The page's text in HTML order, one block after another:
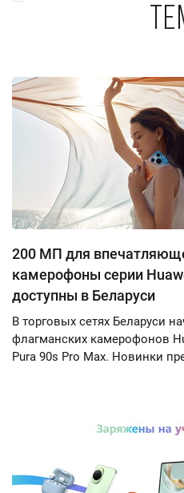
200 МП для
камерофоны серии
доступны в Беларуси
В торговых сетях Беларуси
флагманских камерофонов
Pura 90s Pro Max. Новинки